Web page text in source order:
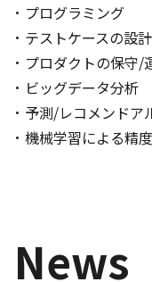
プログラミング
テストケースの設
プロダクトの保守/
ビッグデータ分析
予測/レコメンドア
機械学習による精
News